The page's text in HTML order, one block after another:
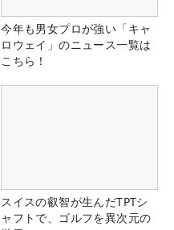
今年も男女プロが強い「キャ
ロウェイ」のニュース一覧は
こちら！
スイスの叡智が生んだTPTシ
ャフトで、ゴルフを異次元の